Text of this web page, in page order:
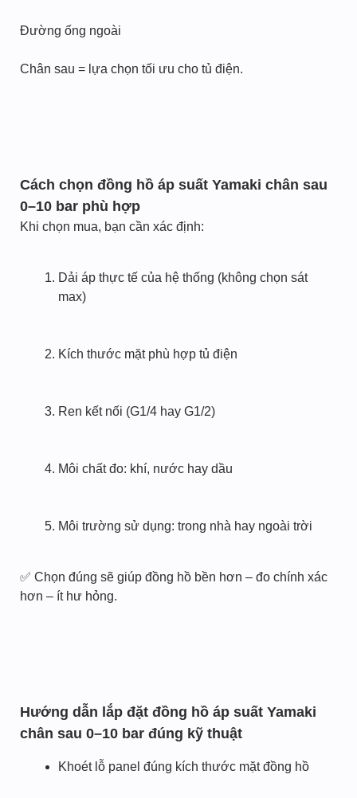
Đường ống ngoài
Chân sau = lựa chọn tối ưu cho tủ điện.
Cách chọn đồng hồ áp suất Yamaki chân sau
0–10 bar phù hợp
Khi chọn mua, bạn cần xác định:
Dải áp thực tế của hệ thống (không chọn sát
max)
Kích thước mặt phù hợp tủ điện
Ren kết nối (G1/4 hay G1/2)
Môi chất đo: khí, nước hay dầu
Môi trường sử dụng: trong nhà hay ngoài trời
✅ Chọn đúng sẽ giúp đồng hồ bền hơn – đo chính xác
hơn – ít hư hỏng.
Hướng dẫn lắp đặt đồng hồ áp suất Yamaki
chân sau 0–10 bar đúng kỹ thuật
Khoét lỗ panel đúng kích thước mặt đồng hồ